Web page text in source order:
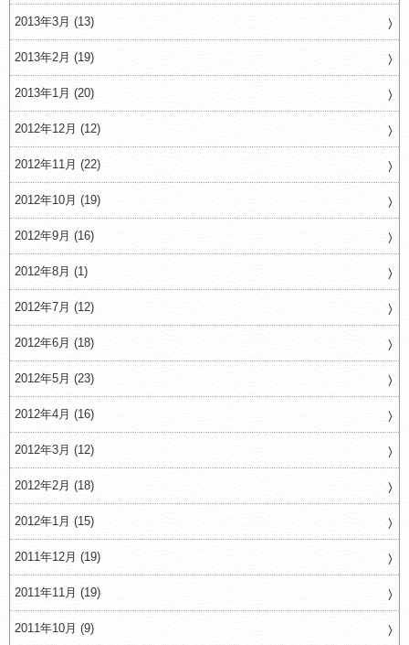
2013年3月 (13)
2013年2月 (19)
2013年1月 (20)
2012年12月 (12)
2012年11月 (22)
2012年10月 (19)
2012年9月 (16)
2012年8月 (1)
2012年7月 (12)
2012年6月 (18)
2012年5月 (23)
2012年4月 (16)
2012年3月 (12)
2012年2月 (18)
2012年1月 (15)
2011年12月 (19)
2011年11月 (19)
2011年10月 (9)